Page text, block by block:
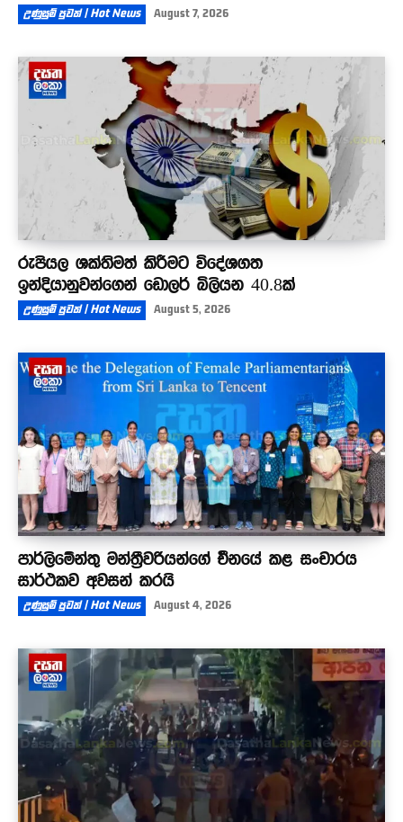
උණුසුම් පුවත් | Hot News August 7, 2026
රුපියල ශක්තිමත් කිරීමට විදේශගත
ඉන්දියානුවන්ගෙන් ඩොලර් බිලියන 40.8ක්
උණුසුම් පුවත් | Hot News August 5, 2026
පාර්ලිමේන්තු මන්ත්‍රීවරියන්ගේ චීනයේ කළ සංචාරය
සාර්ථකව අවසන් කරයි
උණුසුම් පුවත් | Hot News August 4, 2026